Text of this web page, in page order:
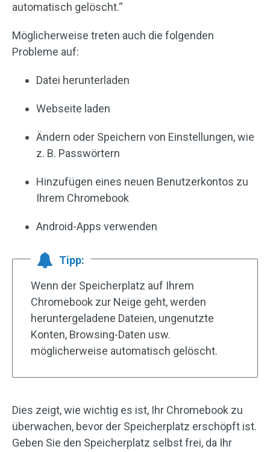
automatisch gelöscht.“
Möglicherweise treten auch die folgenden
Probleme auf:
Datei herunterladen
Webseite laden
Ändern oder Speichern von Einstellungen, wie
z. B. Passwörtern
Hinzufügen eines neuen Benutzerkontos zu
Ihrem Chromebook
Android-Apps verwenden
Tipp:
Wenn der Speicherplatz auf Ihrem
Chromebook zur Neige geht, werden
heruntergeladene Dateien, ungenutzte
Konten, Browsing-Daten usw.
möglicherweise automatisch gelöscht.
Dies zeigt, wie wichtig es ist, Ihr Chromebook zu
überwachen, bevor der Speicherplatz erschöpft ist.
Geben Sie den Speicherplatz selbst frei, da Ihr